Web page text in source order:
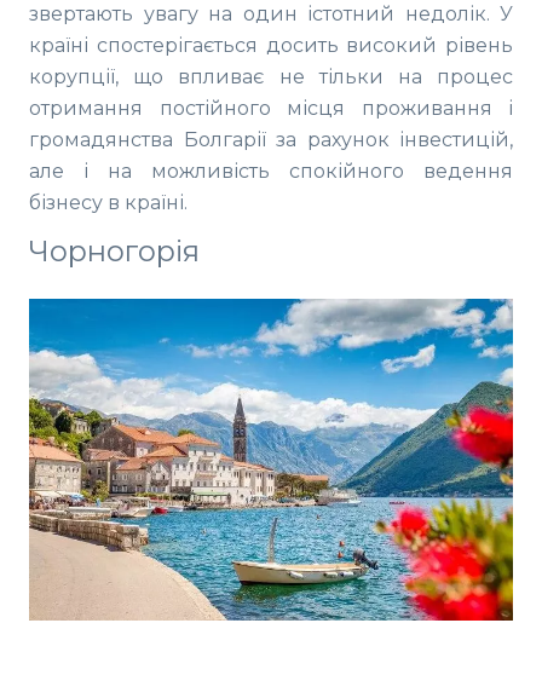
звертають увагу на один істотний недолік. У
країні спостерігається досить високий рівень
корупції, що впливає не тільки на процес
отримання постійного місця проживання і
громадянства Болгарії за рахунок інвестицій,
але і на можливість спокійного ведення
бізнесу в країні.
Чорногорія